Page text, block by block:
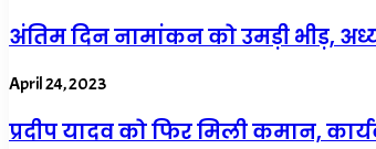
अंतिम दिन नामांकन को उमड़ी भीड़,
April 24, 2023
प्रदीप यादव को फिर मिली कमान,